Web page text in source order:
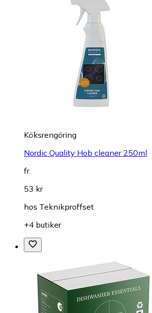
Köksrengöring
Nordic Quality Hob cleaner 250ml
fr.
53 kr
hos Teknikproffset
+4 butiker